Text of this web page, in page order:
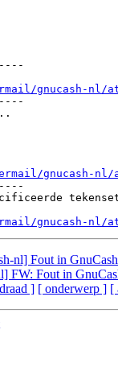
gnucash-nl/
gnucash-nl/
gnucash-nl/
nl] Fout in
FW: Fout in
] [ onderwerp ] [